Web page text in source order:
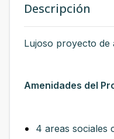
Descripción
Lujoso proyecto de
Amenidades del
4 areas sociales